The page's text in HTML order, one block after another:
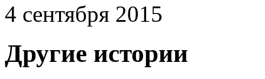
4 сентября 2015
Другие истории